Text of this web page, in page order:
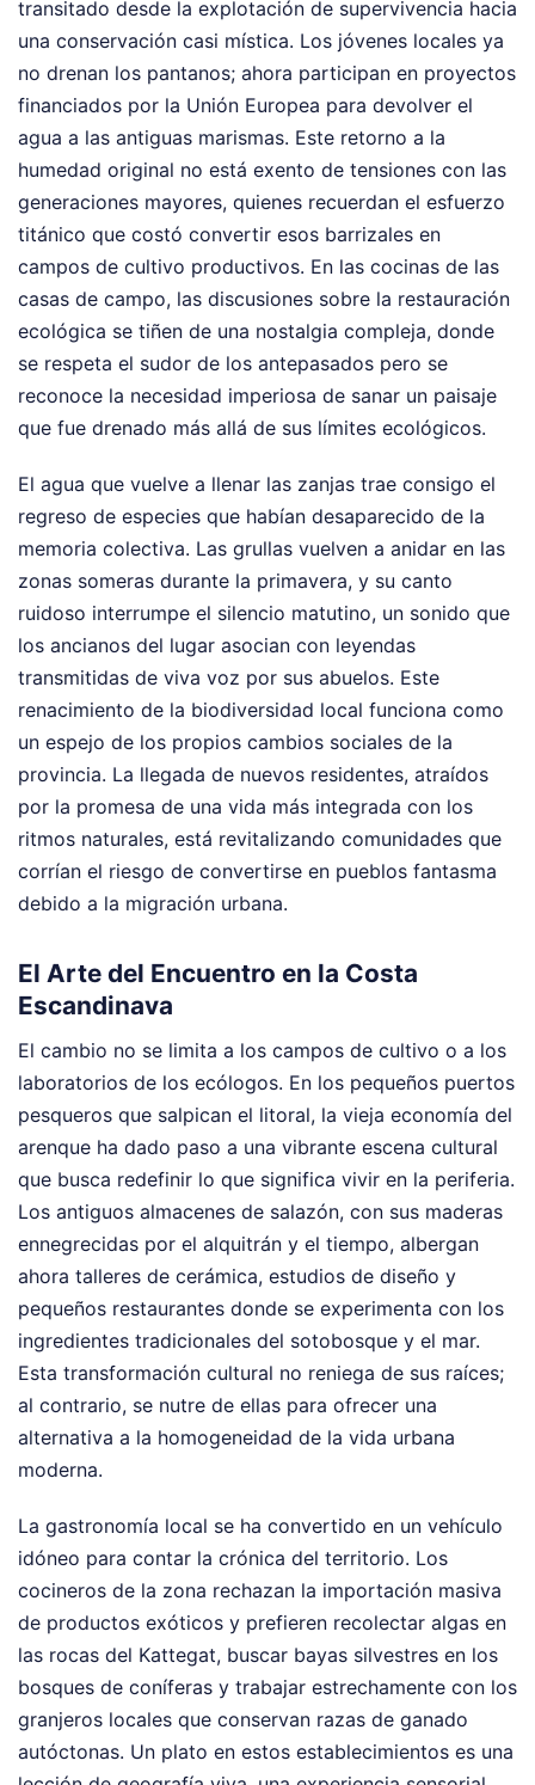
transitado desde la explotación de supervivencia hacia
una conservación casi mística. Los jóvenes locales ya
no drenan los pantanos; ahora participan en proyectos
financiados por la Unión Europea para devolver el
agua a las antiguas marismas. Este retorno a la
humedad original no está exento de tensiones con las
generaciones mayores, quienes recuerdan el esfuerzo
titánico que costó convertir esos barrizales en
campos de cultivo productivos. En las cocinas de las
casas de campo, las discusiones sobre la restauración
ecológica se tiñen de una nostalgia compleja, donde
se respeta el sudor de los antepasados pero se
reconoce la necesidad imperiosa de sanar un paisaje
que fue drenado más allá de sus límites ecológicos.
El agua que vuelve a llenar las zanjas trae consigo el
regreso de especies que habían desaparecido de la
memoria colectiva. Las grullas vuelven a anidar en las
zonas someras durante la primavera, y su canto
ruidoso interrumpe el silencio matutino, un sonido que
los ancianos del lugar asocian con leyendas
transmitidas de viva voz por sus abuelos. Este
renacimiento de la biodiversidad local funciona como
un espejo de los propios cambios sociales de la
provincia. La llegada de nuevos residentes, atraídos
por la promesa de una vida más integrada con los
ritmos naturales, está revitalizando comunidades que
corrían el riesgo de convertirse en pueblos fantasma
debido a la migración urbana.
El Arte del Encuentro en la Costa
Escandinava
El cambio no se limita a los campos de cultivo o a los
laboratorios de los ecólogos. En los pequeños puertos
pesqueros que salpican el litoral, la vieja economía del
arenque ha dado paso a una vibrante escena cultural
que busca redefinir lo que significa vivir en la periferia.
Los antiguos almacenes de salazón, con sus maderas
ennegrecidas por el alquitrán y el tiempo, albergan
ahora talleres de cerámica, estudios de diseño y
pequeños restaurantes donde se experimenta con los
ingredientes tradicionales del sotobosque y el mar.
Esta transformación cultural no reniega de sus raíces;
al contrario, se nutre de ellas para ofrecer una
alternativa a la homogeneidad de la vida urbana
moderna.
La gastronomía local se ha convertido en un vehículo
idóneo para contar la crónica del territorio. Los
cocineros de la zona rechazan la importación masiva
de productos exóticos y prefieren recolectar algas en
las rocas del Kattegat, buscar bayas silvestres en los
bosques de coníferas y trabajar estrechamente con los
granjeros locales que conservan razas de ganado
autóctonas. Un plato en estos establecimientos es una